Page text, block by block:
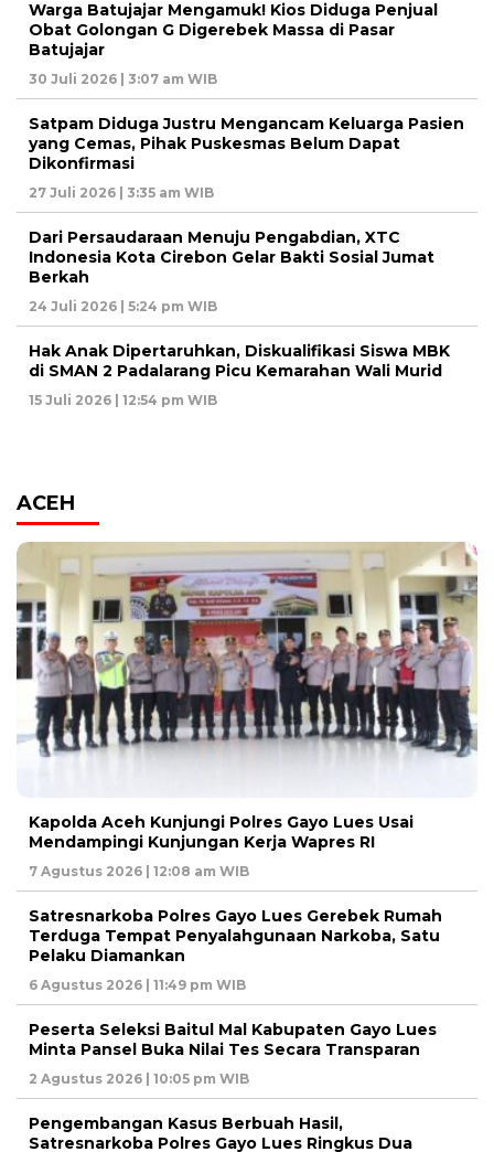
Warga Batujajar Mengamuk! Kios Diduga Penjual
Obat Golongan G Digerebek Massa di Pasar
Batujajar
30 Juli 2026 | 3:07 am WIB
Satpam Diduga Justru Mengancam Keluarga Pasien
yang Cemas, Pihak Puskesmas Belum Dapat
Dikonfirmasi
27 Juli 2026 | 3:35 am WIB
Dari Persaudaraan Menuju Pengabdian, XTC
Indonesia Kota Cirebon Gelar Bakti Sosial Jumat
Berkah
24 Juli 2026 | 5:24 pm WIB
Hak Anak Dipertaruhkan, Diskualifikasi Siswa MBK
di SMAN 2 Padalarang Picu Kemarahan Wali Murid
15 Juli 2026 | 12:54 pm WIB
ACEH
Kapolda Aceh Kunjungi Polres Gayo Lues Usai
Mendampingi Kunjungan Kerja Wapres RI
7 Agustus 2026 | 12:08 am WIB
Satresnarkoba Polres Gayo Lues Gerebek Rumah
Terduga Tempat Penyalahgunaan Narkoba, Satu
Pelaku Diamankan
6 Agustus 2026 | 11:49 pm WIB
Peserta Seleksi Baitul Mal Kabupaten Gayo Lues
Minta Pansel Buka Nilai Tes Secara Transparan
2 Agustus 2026 | 10:05 pm WIB
Pengembangan Kasus Berbuah Hasil,
Satresnarkoba Polres Gayo Lues Ringkus Dua